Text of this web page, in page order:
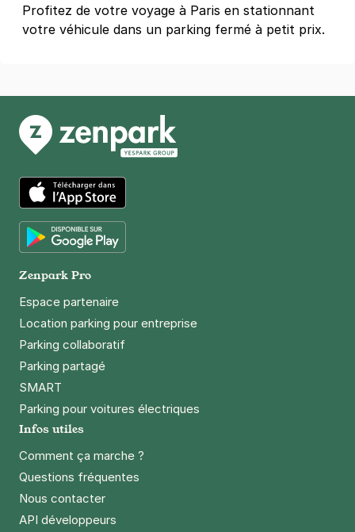
75004Paris
4,2 (284 avis)
Profitez de votre voyage à Paris en stationnant
votre véhicule dans un parking fermé à petit prix.
App Store
Zenpark Pro
Espace partenaire
Location parking pour entreprise
Parking collaboratif
Parking partagé
SMART
Parking pour voitures électriques
Infos utiles
Comment ça marche ?
Questions fréquentes
Nous contacter
API développeurs